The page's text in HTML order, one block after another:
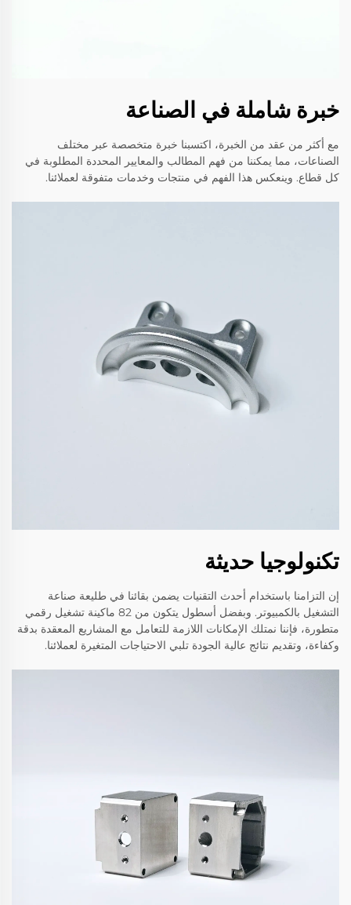
خبرة شاملة في الصناعة
مع أكثر من عقد من الخبرة، اكتسبنا خبرة متخصصة عبر مختلف
الصناعات، مما يمكننا من فهم المطالب والمعايير المحددة المطلوبة في
كل قطاع. وينعكس هذا الفهم في منتجات وخدمات متفوقة لعملائنا.
تكنولوجيا حديثة
إن التزامنا باستخدام أحدث التقنيات يضمن بقائنا في طليعة صناعة
التشغيل بالكمبيوتر. وبفضل أسطول يتكون من 82 ماكينة تشغيل رقمي
متطورة، فإننا نمتلك الإمكانات اللازمة للتعامل مع المشاريع المعقدة بدقة
وكفاءة، وتقديم نتائج عالية الجودة تلبي الاحتياجات المتغيرة لعملائنا.